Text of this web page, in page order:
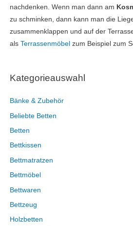
Kategorieauswahl
Bänke & Zubehör
Beliebte Betten
Betten
Bettkissen
Bettmatratzen
Bettmöbel
Bettwaren
Bettzeug
Holzbetten
nachdenken. Wenn man dann am
zu schminken, dann kann man die
zusammenklappen und auf der
als Terrassenmöbel zum Beispiel zum